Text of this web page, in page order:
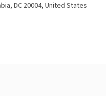
DC 20004, United States